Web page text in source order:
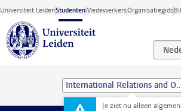
Ga direct naar de inhoud
Universiteit LeidenStudentenMedewerkersOrganisatiegids
International
Je ziet nu alleen